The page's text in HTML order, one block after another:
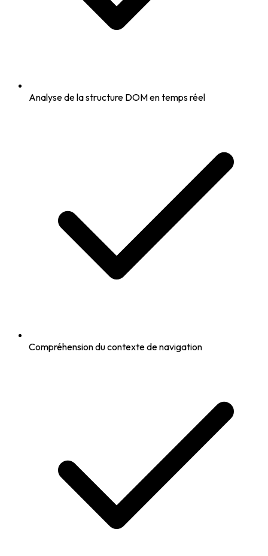
Analyse de la structure DOM en temps réel
Compréhension du contexte de navigation